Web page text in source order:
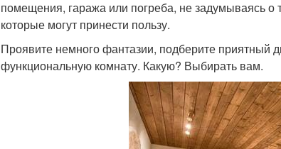
помещения, гаража или погреба, не задумываясь
которые могут принести пользу.
Проявите немного фантазии, подберите приятный
функциональную комнату. Какую? Выбирать вам.